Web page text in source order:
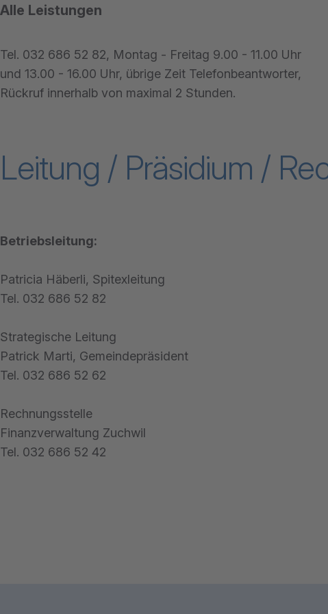
Alle Leistungen
Tel. 032 686 52 82, Montag - Freitag 9.00 - 11.00 Uhr
und 13.00 - 16.00 Uhr, übrige Zeit Telefonbeantworter,
Rückruf innerhalb von maximal 2 Stunden.
Leitung / Präsidium /
Betriebsleitung:
Patricia Häberli, Spitexleitung
Tel. 032 686 52 82
Strategische Leitung
Patrick Marti, Gemeindepräsident
Tel. 032 686 52 62
Rechnungsstelle
Finanzverwaltung Zuchwil
Tel. 032 686 52 42